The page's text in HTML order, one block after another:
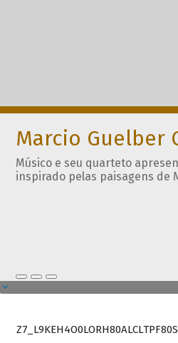
Marcio Guelber
Músico e seu quarteto
inspirado pelas paisagens de